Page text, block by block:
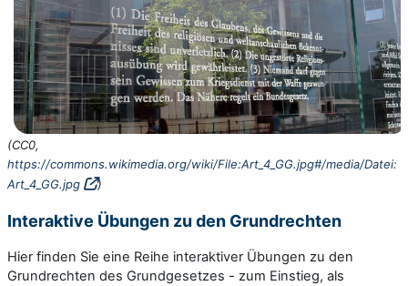
(CC0,
https://commons.wikimedia.org/wiki/File:Art_4_GG.jpg#/media/Datei:
Art_4_GG.jpg
)
Interaktive Übungen zu den Grundrechten
Hier finden Sie eine Reihe interaktiver Übungen zu den
Grundrechten des Grundgesetzes - zum Einstieg, als